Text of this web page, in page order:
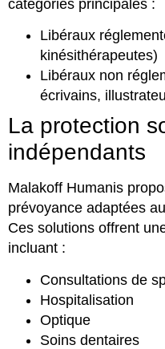
catégories principales :
Libéraux
kinésithérapeutes)
Libéraux non
écrivains,
La protection
indépendants
Malakoff Humanis
prévoyance adaptées
Ces solutions offrent
incluant :
Consultations de
Hospitalisation
Optique
Soins dentaires